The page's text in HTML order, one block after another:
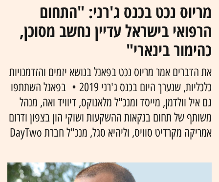
מריוס נכט בכנס ג'רני: "התחום
הרפואי בישראל עדיין נחשב מסוכן,
כהימור בינארי"
את הדברים אמר מריוס נכט בפאנל בנושא יזמים והזדמנויות
כלכליות, שנערך היום בכנס ג'רני 2019 • בפאנל השתתפו
גם איל וולדמן, מייסד ומנכ"ל מלאנוקס, דיוויד ואה, מנהל
משותף של תחום בנקאות ההשקעות ושוקי הון בצפון ודרום
אמריקה מקרדיט סוויס, וליהיא סגל, מנכ"ל חברת DayTwo